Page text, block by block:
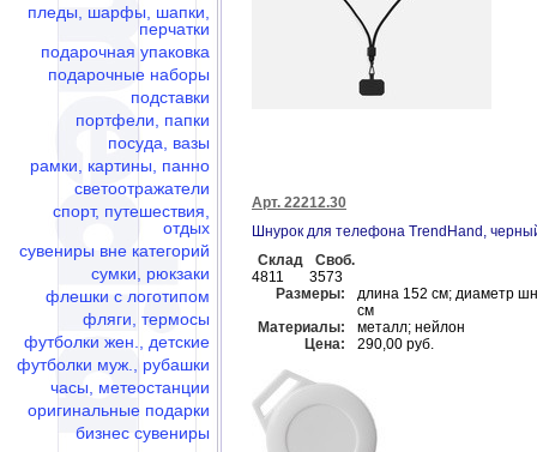
пледы, шарфы, шапки,
перчатки
подарочная упаковка
подарочные наборы
подставки
портфели, папки
посуда, вазы
рамки, картины, панно
светоотражатели
спорт, путешествия,
отдых
сувениры вне категорий
сумки, рюкзаки
флешки c логотипом
фляги, термосы
футболки жен., детские
футболки муж., рубашки
часы, метеостанции
оригинальные подарки
бизнес сувениры
Арт. 22212.30
Шнурок для телефона TrendHand,
Склад
Своб.
4811
3573
Размеры:
длина 152 см; диаметр
см
Материалы:
металл; нейлон
Цена:
290,00 руб.